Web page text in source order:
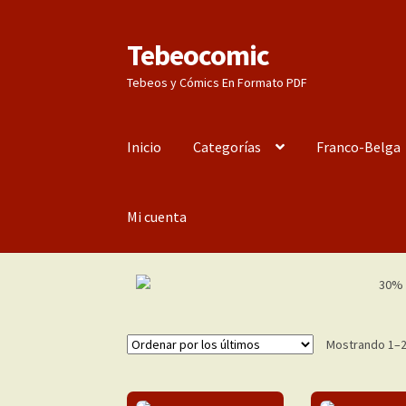
Ir
a
la
Ir
al
contenido
Tebeocomic
Tebeos y Cómics En Formato PDF
Inicio Categorías Franco-Belga
Mi cuenta
Mostrando